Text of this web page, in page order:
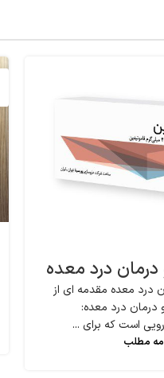
درمان درد معده
درد معده مقدمه ای از
درمان درد معده:
است که برای ...
مطلب